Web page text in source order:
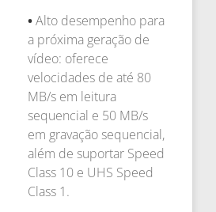
•Alto desempenho para
a próxima geração de
vídeo: oferece
velocidades de até 80
MB/s em leitura
sequencial e 50 MB/s
em gravação sequencial,
além de suportar Speed
Class 10 e UHS Speed
Class 1.